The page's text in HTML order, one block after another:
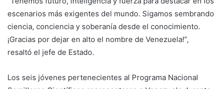
escenarios más exigentes del mundo. Sigamos sembrando
ciencia, conciencia y soberanía desde el conocimiento.
¡Gracias por dejar en alto el nombre de Venezuela!”,
resaltó el jefe de Estado.
Los seis jóvenes pertenecientes al Programa Nacional